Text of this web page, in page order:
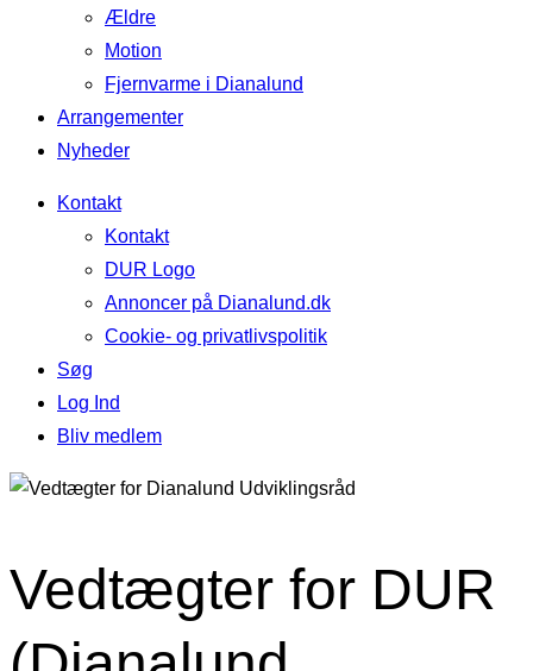
Ældre
Motion
Fjernvarme i Dianalund
Arrangementer
Nyheder
Kontakt
Kontakt
DUR Logo
Annoncer på Dianalund.dk
Cookie- og privatlivspolitik
Søg
Log Ind
Bliv medlem
Vedtægter for DUR